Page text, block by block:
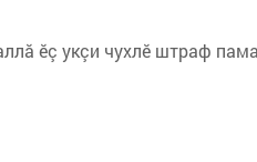
ӗç укçи чухлӗ штраф